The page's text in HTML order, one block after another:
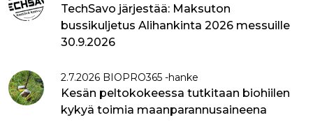
TechSavo järjestää: Maksuton
bussikuljetus Alihankinta 2026 messuille
30.9.2026
2.7.2026 BIOPRO365 -hanke
Kesän peltokokeessa tutkitaan biohiilen
kykyä toimia maanparannusaineena